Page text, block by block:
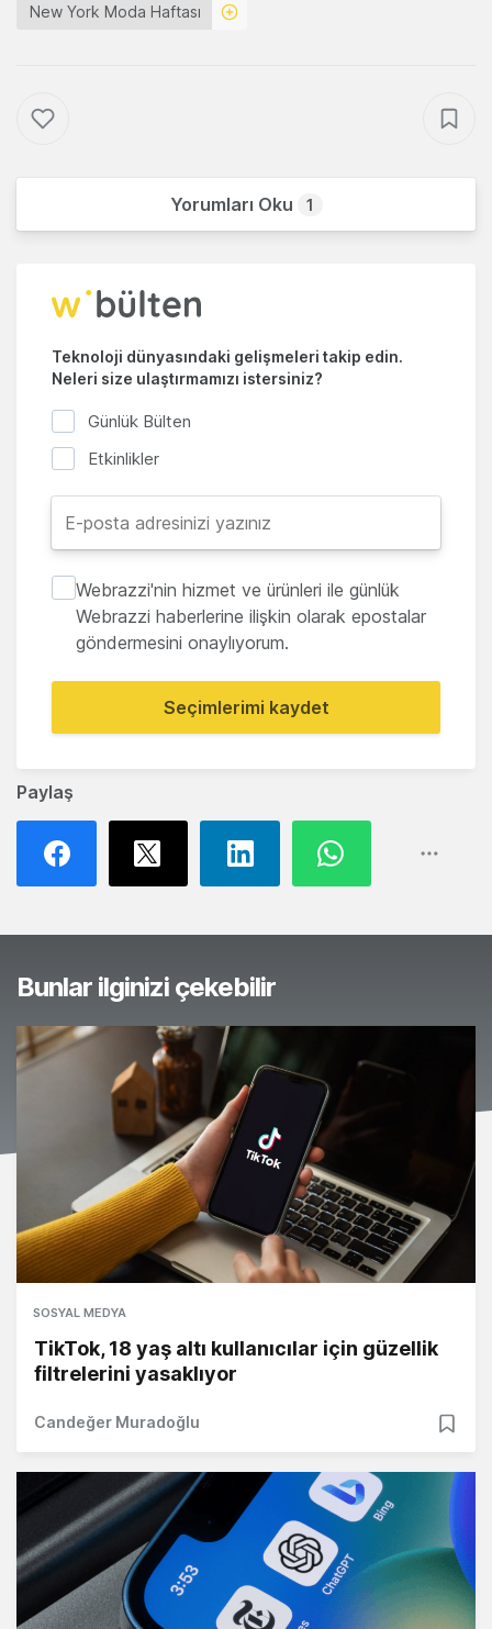
Paylaş
New York Moda Haftası
Yorumları Oku 1
Teknoloji dünyasındaki gelişmeleri takip edin.
Neleri size ulaştırmamızı istersiniz?
Günlük Bülten
Etkinlikler
Webrazzi'nin hizmet ve ürünleri ile günlük
Webrazzi haberlerine ilişkin olarak epostalar
göndermesini onaylıyorum.
Seçimlerimi kaydet
Bunlar ilginizi çekebilir
SOSYAL MEDYA
TikTok, 18 yaş altı kullanıcılar için güzellik
filtrelerini yasaklıyor
Candeğer Muradoğlu